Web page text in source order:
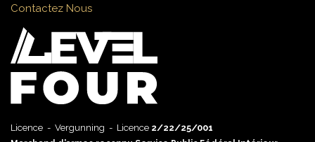
Contactez Nous
Licence - Vergunning - Licence 2/22/25/001